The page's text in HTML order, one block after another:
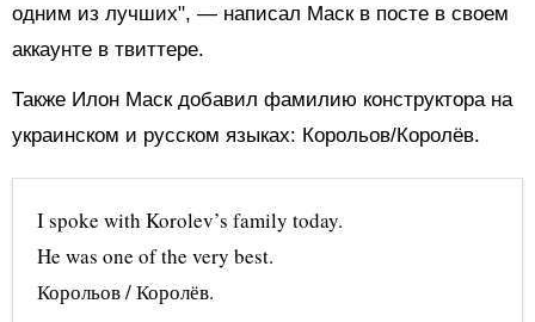
одним из лучших", — написал Маск в посте в своем
аккаунте в твиттере.
Также Илон Маск добавил фамилию конструктора на
украинском и русском языках: Корольов/Королёв.
I spoke with Korolev’s family today.
He was one of the very best.
Корольов / Королёв.